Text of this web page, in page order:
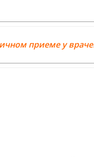
приеме у